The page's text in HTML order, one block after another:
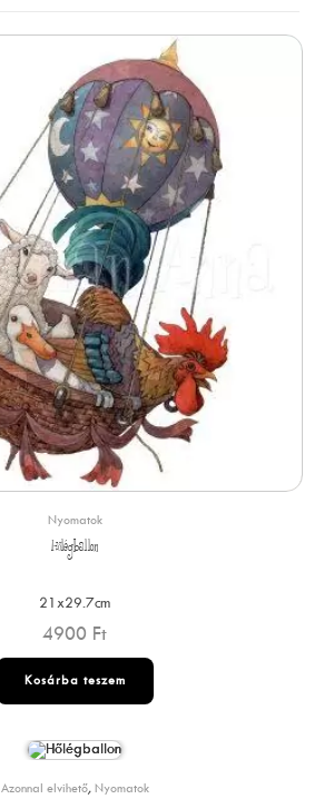
Nyomatok
Hőlégballon
21x29.7cm
4900 Ft
Kosárba teszem
Azonnal elvihető, Nyomatok